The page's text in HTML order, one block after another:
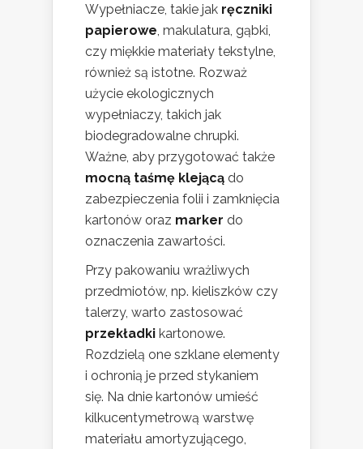
Wypełniacze, takie jak ręczniki
papierowe , makulatura, gąbki,
czy miękkie materiały tekstylne,
również są istotne. Rozważ
użycie ekologicznych
wypełniaczy, takich jak
biodegradowalne chrupki.
Ważne, aby przygotować także
mocną taśmę klejącą do
zabezpieczenia folii i zamknięcia
kartonów oraz marker do
oznaczenia zawartości.
Przy pakowaniu wrażliwych
przedmiotów, np. kieliszków czy
talerzy, warto zastosować
przekładki kartonowe.
Rozdzielą one szklane elementy
i ochronią je przed stykaniem
się. Na dnie kartonów umieść
kilkucentymetrową warstwę
materiału amortyzującego,